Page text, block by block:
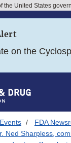
the United States
on the
FDA
Ned Sharpless,